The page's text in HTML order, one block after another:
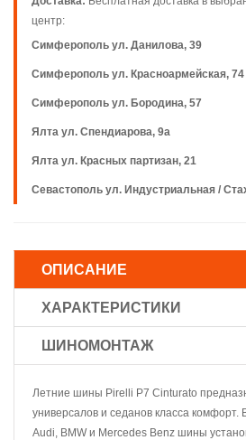
центр:
Симферополь ул. Данилова, 39
Симферополь ул. Красноармейская, 74
Симферополь ул. Бородина, 57
Ялта ул. Спендиарова, 9а
Ялта ул. Красных партизан, 21
Севастополь ул. Индустриальная /
ОПИСАНИЕ
ХАРАКТЕРИСТИКИ
ШИНОМОНТАЖ
Летние шины Pirelli P7 Cinturato
универсалов и седанов класса комфорт.
Audi, BMW и Mercedes Benz шины